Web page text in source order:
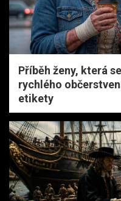
Příběh ženy, která
rychlého
etikety